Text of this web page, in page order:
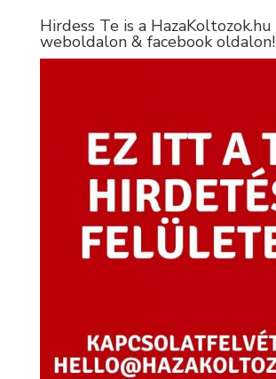
Hirdess Te is a HazaKoltozok.hu
weboldalon & facebook oldalon!